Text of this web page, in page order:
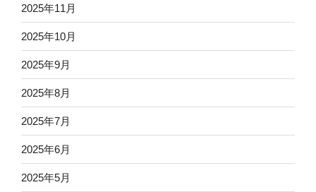
2025年11月
2025年10月
2025年9月
2025年8月
2025年7月
2025年6月
2025年5月